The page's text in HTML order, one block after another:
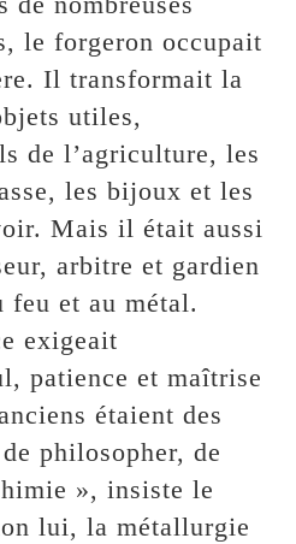
le forgeron occupait
Il transformait la
utiles,
de l’agriculture, les
les bijoux et les
Mais il était aussi
arbitre et gardien
feu et au métal.
exigeait
patience et maîtrise
étaient des
philosopher, de
», insiste le
lui, la métallurgie